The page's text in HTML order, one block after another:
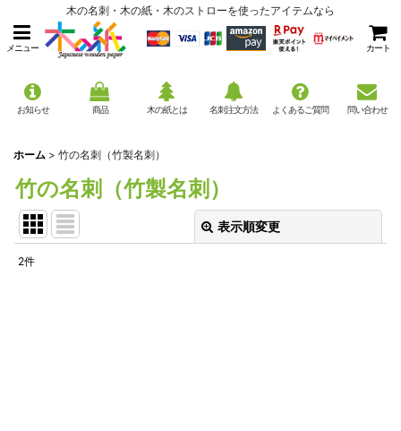
木の名刺・木の紙・木のストローを使ったアイテムなら
メニュー カート
お知らせ 商品 木の紙とは 名刺注文方法 よくあるご質問 問い合わせ
ホーム > 竹の名刺（竹製名刺）
竹の名刺（竹製名刺）
表示順変更
2件